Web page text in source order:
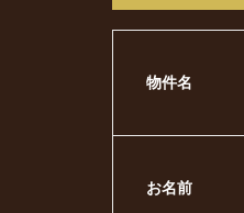
物件名
お名前